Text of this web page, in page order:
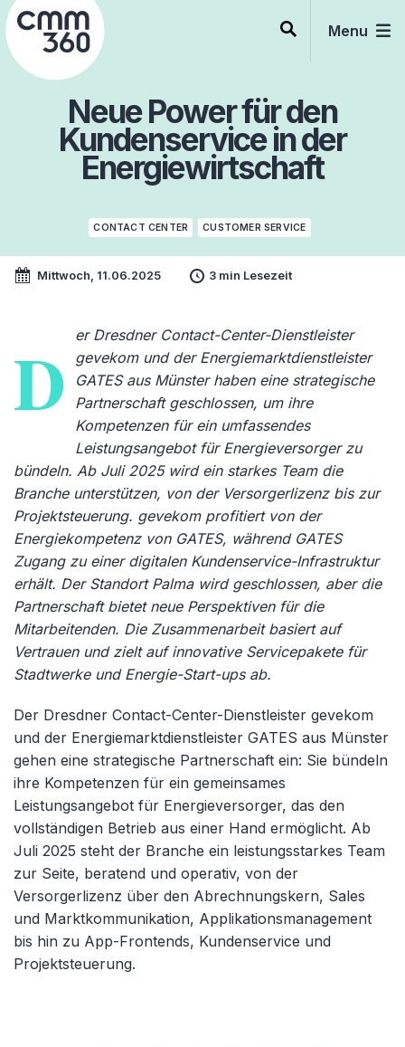
Skip
to
content
Menu
Neue Power für den
Kundenservice in der
Energiewirtschaft
CONTACT CENTER CUSTOMER SERVICE
Mittwoch, 11.06.2025 3 min Lesezeit
D
er Dresdner Contact-Center-Dienstleister
gevekom und der Energiemarktdienstleister
GATES aus Münster haben eine strategische
Partnerschaft geschlossen, um ihre
Kompetenzen für ein umfassendes
Leistungsangebot für Energieversorger zu
bündeln. Ab Juli 2025 wird ein starkes Team die
Branche unterstützen, von der Versorgerlizenz bis zur
Projektsteuerung. gevekom profitiert von der
Energiekompetenz von GATES, während GATES
Zugang zu einer digitalen Kundenservice-Infrastruktur
erhält. Der Standort Palma wird geschlossen, aber die
Partnerschaft bietet neue Perspektiven für die
Mitarbeitenden. Die Zusammenarbeit basiert auf
Vertrauen und zielt auf innovative Servicepakete für
Stadtwerke und Energie-Start-ups ab.
Der Dresdner Contact-Center-Dienstleister gevekom
und der Energiemarktdienstleister GATES aus Münster
gehen eine strategische Partnerschaft ein: Sie bündeln
ihre Kompetenzen für ein gemeinsames
Leistungsangebot für Energieversorger, das den
vollständigen Betrieb aus einer Hand ermöglicht. Ab
Juli 2025 steht der Branche ein leistungsstarkes Team
zur Seite, beratend und operativ, von der
Versorgerlizenz über den Abrechnungskern, Sales
und Marktkommunikation, Applikationsmanagement
bis hin zu App-Frontends, Kundenservice und
Projektsteuerung.